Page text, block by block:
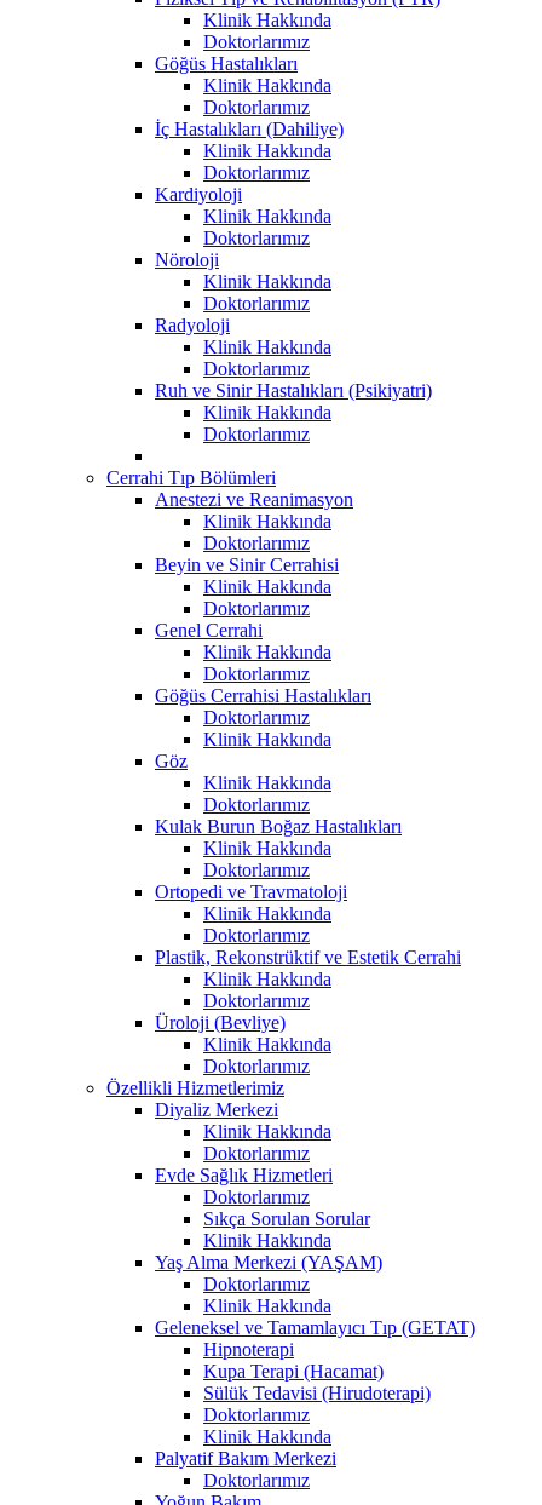
Klinik Hakkında
Doktorlarımız
Göğüs Hastalıkları
Klinik Hakkında
Doktorlarımız
İç Hastalıkları (Dahiliye)
Klinik Hakkında
Doktorlarımız
Kardiyoloji
Klinik Hakkında
Doktorlarımız
Nöroloji
Klinik Hakkında
Doktorlarımız
Radyoloji
Klinik Hakkında
Doktorlarımız
Ruh ve Sinir Hastalıkları (Psikiyatri)
Klinik Hakkında
Doktorlarımız
Cerrahi Tıp Bölümleri
Anestezi ve Reanimasyon
Klinik Hakkında
Doktorlarımız
Beyin ve Sinir Cerrahisi
Klinik Hakkında
Doktorlarımız
Genel Cerrahi
Klinik Hakkında
Doktorlarımız
Göğüs Cerrahisi Hastalıkları
Doktorlarımız
Klinik Hakkında
Göz
Klinik Hakkında
Doktorlarımız
Kulak Burun Boğaz Hastalıkları
Klinik Hakkında
Doktorlarımız
Ortopedi ve Travmatoloji
Klinik Hakkında
Doktorlarımız
Plastik, Rekonstrüktif ve Estetik Cerrahi
Klinik Hakkında
Doktorlarımız
Üroloji (Bevliye)
Klinik Hakkında
Doktorlarımız
Özellikli Hizmetlerimiz
Diyaliz Merkezi
Klinik Hakkında
Doktorlarımız
Evde Sağlık Hizmetleri
Doktorlarımız
Sıkça Sorulan Sorular
Klinik Hakkında
Yaş Alma Merkezi (YAŞAM)
Doktorlarımız
Klinik Hakkında
Geleneksel ve Tamamlayıcı Tıp (GETAT)
Hipnoterapi
Kupa Terapi (Hacamat)
Sülük Tedavisi (Hirudoterapi)
Doktorlarımız
Klinik Hakkında
Palyatif Bakım Merkezi
Doktorlarımız